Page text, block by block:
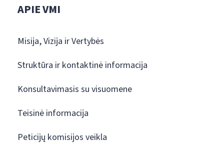
APIE VMI
Misija, Vizija ir Vertybės
Struktūra ir kontaktinė informacija
Konsultavimasis su visuomene
Teisinė informacija
Peticijų komisijos veikla